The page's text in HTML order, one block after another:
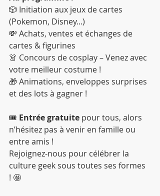
🎲 Initiation aux jeux de cartes
(Pokemon, Disney...)
💸 Achats, ventes et échanges de
cartes & figurines
👗 Concours de cosplay – Venez avec
votre meilleur costume !
🎁 Animations, enveloppes surprises
et des lots à gagner !
🎟 Entrée gratuite pour tous, alors
n’hésitez pas à venir en famille ou
entre amis !
Rejoignez-nous pour célébrer la
culture geek sous toutes ses formes
! 🤩